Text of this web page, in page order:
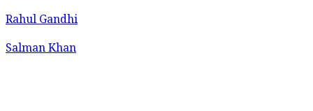
Rahul Gandhi
Salman Khan